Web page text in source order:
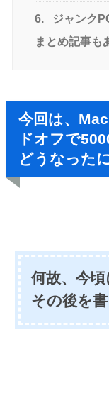
6.
ジャンク
まとめ記事も
今回は、
ドオフで
どうなった
何故、今
その後を